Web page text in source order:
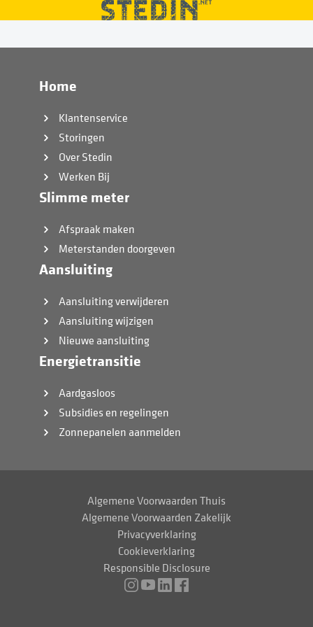
Home
Klantenservice
Storingen
Over Stedin
Werken Bij
Slimme meter
Afspraak maken
Meterstanden doorgeven
Aansluiting
Aansluiting verwijderen
Aansluiting wijzigen
Nieuwe aansluiting
Energietransitie
Aardgasloos
Subsidies en regelingen
Zonnepanelen aanmelden
Algemene Voorwaarden Thuis
Algemene Voorwaarden Zakelijk
Privacyverklaring
Cookieverklaring
Responsible Disclosure
Instagram
Youtube
LinkedInFacebook